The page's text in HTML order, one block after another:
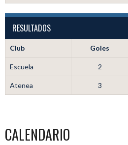
RESULTADOS
Club Goles
Escuela 2
Atenea 3
CALENDARIO